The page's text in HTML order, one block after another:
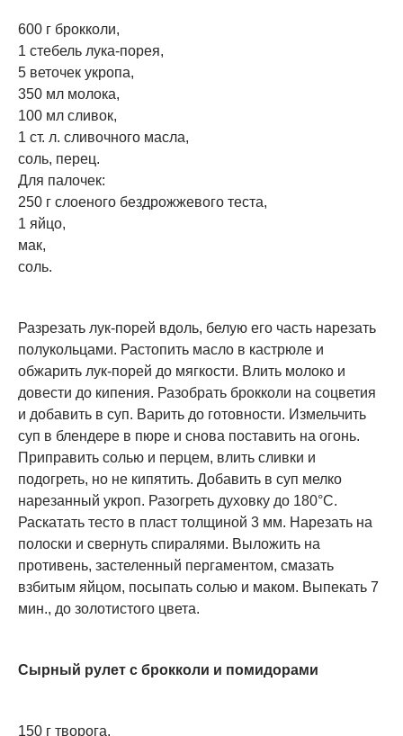
600 г брокколи,
1 стебель лука-порея,
5 веточек укропа,
350 мл молока,
100 мл сливок,
1 ст. л. сливочного масла,
соль, перец.
Для палочек:
250 г слоеного бездрожжевого теста,
1 яйцо,
мак,
соль.
Разрезать лук-порей вдоль, белую его часть нарезать
полукольцами. Растопить масло в кастрюле и
обжарить лук-порей до мягкости. Влить молоко и
довести до кипения. Разобрать брокколи на соцветия
и добавить в суп. Варить до готовности. Измельчить
суп в блендере в пюре и снова поставить на огонь.
Приправить солью и перцем, влить сливки и
подогреть, но не кипятить. Добавить в суп мелко
нарезанный укроп. Разогреть духовку до 180°С.
Раскатать тесто в пласт толщиной 3 мм. Нарезать на
полоски и свернуть спиралями. Выложить на
противень, застеленный пергаментом, смазать
взбитым яйцом, посыпать солью и маком. Выпекать 7
мин., до золотистого цвета.
Сырный рулет с брокколи и помидорами
150 г творога,